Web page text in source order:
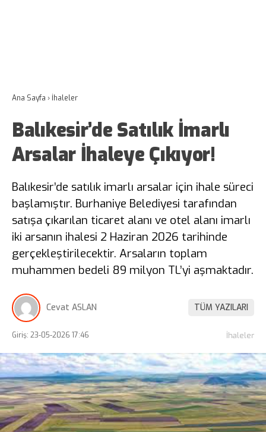
Ana Sayfa › İhaleler
Balıkesir’de Satılık İmarlı
Arsalar İhaleye Çıkıyor!
Balıkesir’de satılık imarlı arsalar için ihale süreci
başlamıştır. Burhaniye Belediyesi tarafından
satışa çıkarılan ticaret alanı ve otel alanı imarlı
iki arsanın ihalesi 2 Haziran 2026 tarihinde
gerçekleştirilecektir. Arsaların toplam
muhammen bedeli 89 milyon TL’yi aşmaktadır.
Cevat ASLAN TÜM YAZILARI
Giriş: 23-05-2026 17:46 İhaleler